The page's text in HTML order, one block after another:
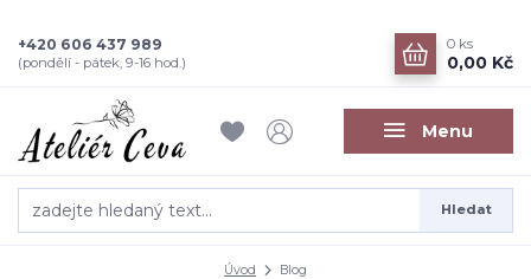
Menu
Hledat
+420 606 437 989
(pondělí - pátek, 9-16 hod.)
0 ks
0,00 Kč
Úvod Blog